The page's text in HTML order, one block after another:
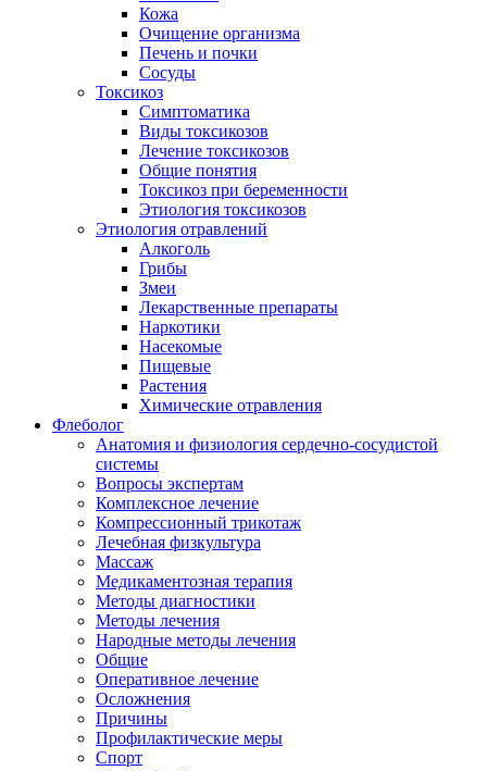
Кожа
Очищение организма
Печень и почки
Сосуды
Токсикоз
Cимптоматика
Виды токсикозов
Лечение токсикозов
Общие понятия
Токсикоз при беременности
Этиология токсикозов
Этиология отравлений
Алкоголь
Грибы
Змеи
Лекарственные препараты
Наркотики
Насекомые
Пищевые
Растения
Химические отравления
Флеболог
Анатомия и физиология сердечно-сосудистой
системы
Вопросы экспертам
Комплексное лечение
Компрессионный трикотаж
Лечебная физкультура
Массаж
Медикаментозная терапия
Методы диагностики
Методы лечения
Народные методы лечения
Общие
Оперативное лечение
Осложнения
Причины
Профилактические меры
Спорт